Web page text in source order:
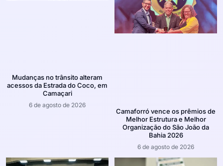
Mudanças no trânsito alteram
acessos da Estrada do Coco, em
Camaçari
6 de agosto de 2026
Camaforró vence os prêmios de
Melhor Estrutura e Melhor
Organização do São João da
Bahia 2026
6 de agosto de 2026